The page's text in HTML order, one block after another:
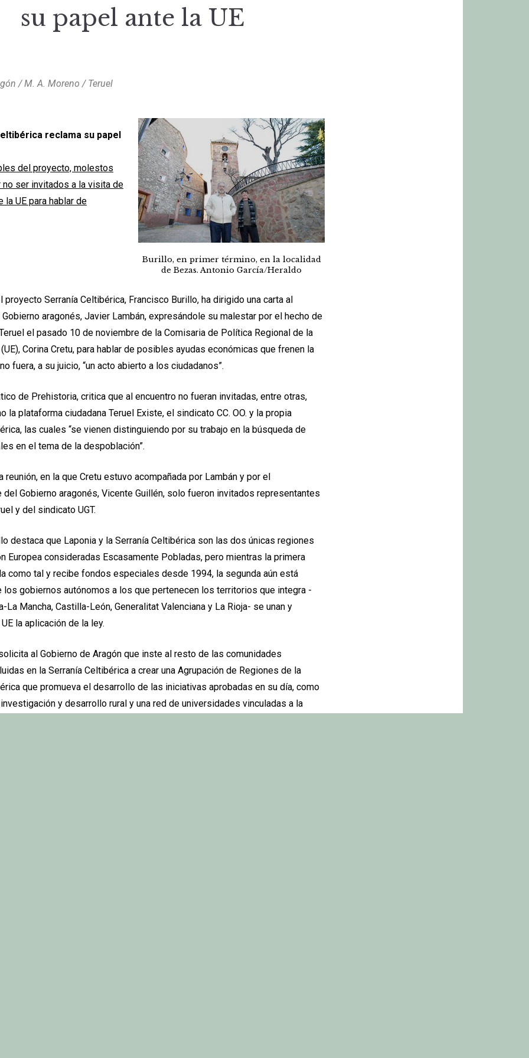
su papel ante la UE
/ M. A. Moreno / Teruel
reclama su papel
del proyecto, molestos
no ser invitados a la visita de
la UE para hablar de
Burillo, en primer término, en la localidad
de Bezas. Antonio García/Heraldo
proyecto Serranía Celtibérica, Francisco Burillo, ha dirigido una carta al
aragonés, Javier Lambán, expresándole su malestar por el hecho de
el pasado 10 de noviembre de la Comisaria de Política Regional de la
Corina Cretu, para hablar de posibles ayudas económicas que frenen la
fuera, a su juicio, “un acto abierto a los ciudadanos”.
de Prehistoria, critica que al encuentro no fueran invitadas, entre otras,
la plataforma ciudadana Teruel Existe, el sindicato CC. OO. y la propia
las cuales “se vienen distinguiendo por su trabajo en la búsqueda de
en el tema de la despoblación”.
reunión, en la que Cretu estuvo acompañada por Lambán y por el
Gobierno aragonés, Vicente Guillén, solo fueron invitados representantes
y del sindicato UGT.
destaca que Laponia y la Serranía Celtibérica son las dos únicas regiones
Europea consideradas Escasamente Pobladas, pero mientras la primera
como tal y recibe fondos especiales desde 1994, la segunda aún está
los gobiernos autónomos a los que pertenecen los territorios que integra -
La Mancha, Castilla-León, Generalitat Valenciana y La Rioja- se unan y
la aplicación de la ley.
al Gobierno de Aragón que inste al resto de las comunidades
en la Serranía Celtibérica a crear una Agrupación de Regiones de la
que promueva el desarrollo de las iniciativas aprobadas en su día, como
y desarrollo rural y una red de universidades vinculadas a la